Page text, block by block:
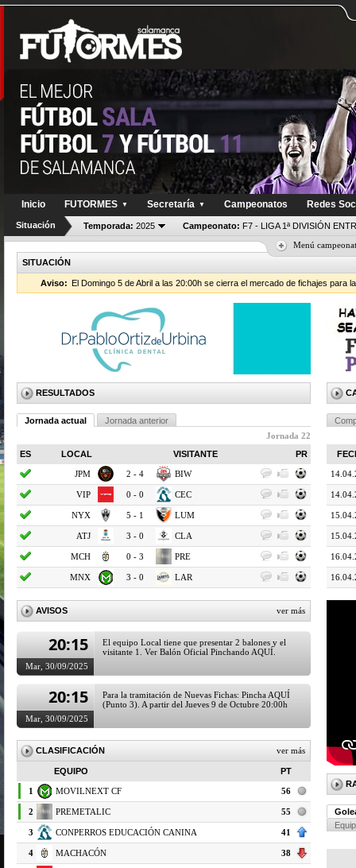
Inicio FUTORMES ▼ Secretaría ▼ Campeonatos Redes
Situación Temporada: 2025 Campeonato: F7 - LIGA 1ª DIVISIÓN
Menú
SITUACIÓN
Aviso: El Domingo 5 de Abril a las 20:00h se cierra el mercado de fichajes para
RESULTADOS
Jornada actual
Jornada anterior
Jornada 22
ES
LOCAL VISITANTE PR
JPM 2 - 4 BIW
VIP 0 - 0 CEC
NYX 5 - 1 LUM
ATJ 3 - 0 CLA
MCH 0 - 3 PRE
MNX 3 - 0 LAR
AVISOS ver más
20:20
Mar, 30/09/2025
Las fichas/dnis se entregan 20' antes del inicio del
partido en el vestuario del árbitro
20:15
Mar, 30/09/2025
El equipo Local tiene que presentar 2 balones y el
visitante 1. Ver Balón Oficial Pinchando AQUÍ.
20:15
Mar, 30/09/2025
Para la tramitación de Nuevas Fichas: Pincha AQUÍ
(Punto 3). A partir del Jueves 9 de Octubre 20:00h
CLASIFICACIÓN ver más
EQUIPO PT
1 MOVILNEXT CF 56
2 PREMETALIC 55
3 CONPERROS EDUCACIÓN CANINA 41
4 MACHACÓN 38